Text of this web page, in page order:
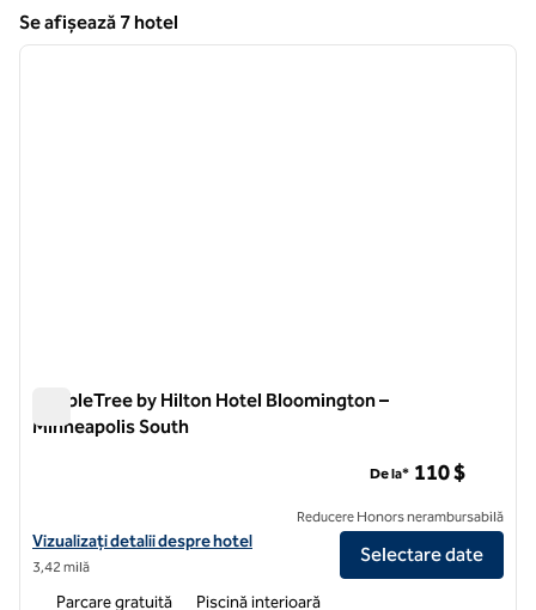
Se afișează 7 hotel
Se afișează 7 hotel
1 din 12
DoubleTree by Hilton Hotel Bloomington –
Minneapolis South
Vizualizați detaliile hotelului DoubleTree by Hilton Hotel
Vizualizați detalii despre hotel
3,42 milă
De la* 110 $
Reducere Honors nerambursabilă
Selectare date
Parcare gratuită Piscină interioară